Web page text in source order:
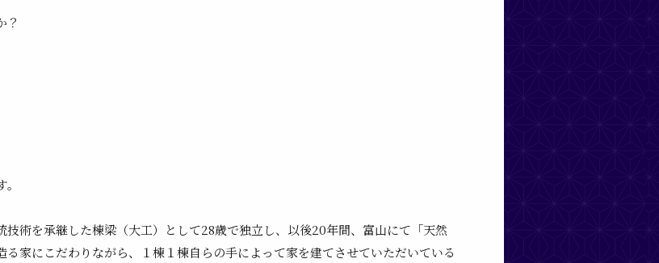
？
術を承継した棟梁（大工）として28歳で独立し、以後20年間、富山にて 「天然
る家にこだわりながら、１棟１棟自らの手によって家を建てさせていただいている